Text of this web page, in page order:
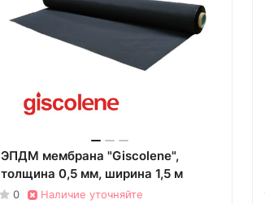
ЭПДМ мембрана "Giscolene",
толщина 0,5 мм, ширина 1,5 м
0 Наличие уточняйте